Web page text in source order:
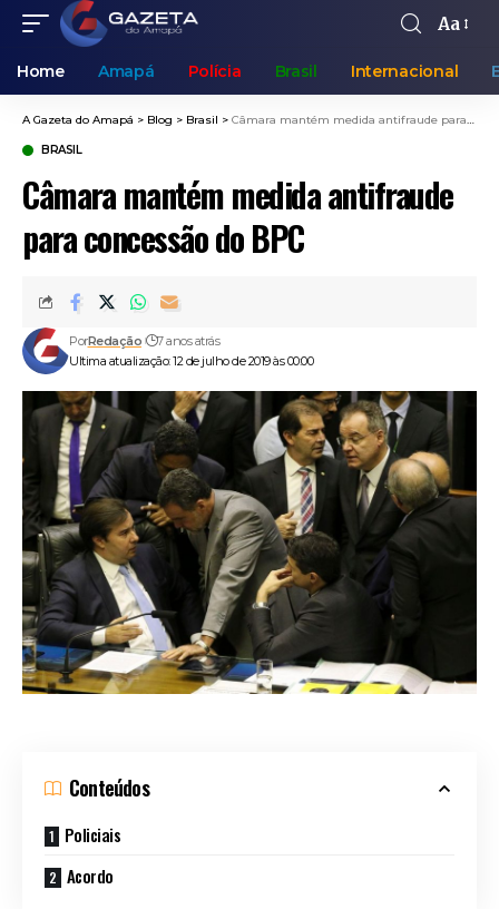
Aa
Home Amapá Polícia Brasil Internacional
A Gazeta do Amapá > Blog > Brasil > Câmara mantém medida antifraude para concessão do BPC
BRASIL
Câmara mantém medida antifraude
para concessão do BPC
Ultima atualização: 12 de julho de 2019 às 00:00
PorRedação 7 anos atrás
Conteúdos
Policiais
Acordo